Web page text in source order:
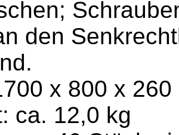
den
x 800 x 260
ca. 12,0 kg